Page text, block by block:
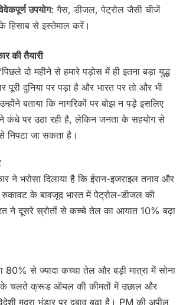
उपयोग: गैस, डीजल, पेट्रोल जैसी चीजें
हिसाब से इस्तेमाल करें।
की तैयारी
दो महीने से हमारे पड़ोस में ही इतना बड़ा युद्ध
दुनिया पर पड़ा है और भारत पर तो और भी
बताया कि नागरिकों पर बोझ न पड़े इसलिए
कंधे पर उठा रही है, लेकिन जनता के सहयोग से
जा सकता है।
ने भरोसा दिलाया है कि ईरान-इजराइल तनाव और
के बावजूद भारत में पेट्रोल-डीजल की
ने दूसरे स्रोतों से कच्चे तेल का आयात 10% बढ़ा
80% से ज्यादा कच्चा तेल और बड़ी मात्रा में सोना
के चलते क्रूड ऑयल की कीमतों में उछाल और
मुद्रा भंडार पर दबाव बढ़ा है। PM की अपील